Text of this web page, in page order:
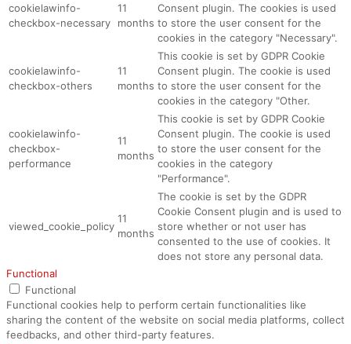
cookielawinfo-
checkbox-necessary
11
months
Consent plugin. The cookies is used
to store the user consent for the
cookies in the category "Necessary".
cookielawinfo-
checkbox-others
11
months
This cookie is set by GDPR Cookie
Consent plugin. The cookie is used
to store the user consent for the
cookies in the category "Other.
cookielawinfo-
checkbox-
performance
11
months
This cookie is set by GDPR Cookie
Consent plugin. The cookie is used
to store the user consent for the
cookies in the category
"Performance".
viewed_cookie_policy
11
months
The cookie is set by the GDPR
Cookie Consent plugin and is used to
store whether or not user has
consented to the use of cookies. It
does not store any personal data.
Functional
Functional
Functional cookies help to perform certain functionalities like
sharing the content of the website on social media platforms, collect
feedbacks, and other third-party features.